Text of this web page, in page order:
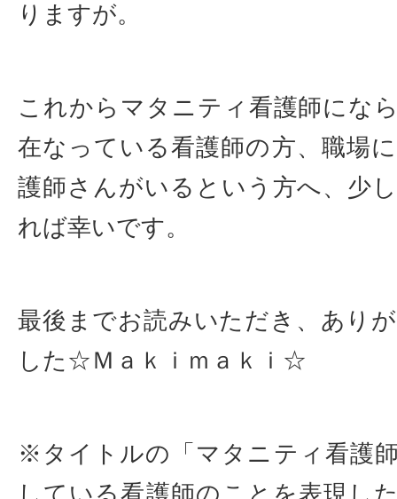
りますが。
これからマタニティ看護師にな
在なっている看護師の方、職場
護師さんがいるという方へ、少
れば幸いです。
最後までお読みいただき、あり
した☆Ｍａｋｉｍａｋｉ☆
※タイトルの「マタニティ看護